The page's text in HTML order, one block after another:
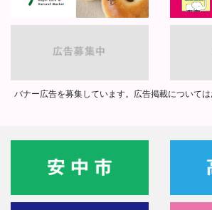
バナー広告を募集しています。広告掲載については